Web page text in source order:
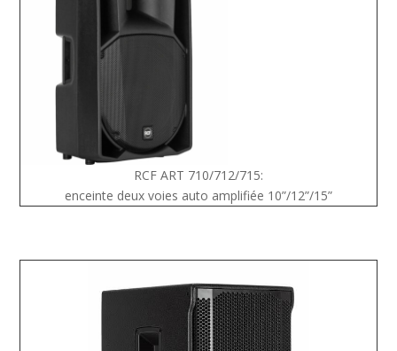
RCF ART 710/712/715:
enceinte deux voies auto amplifiée 10”/12”/15”